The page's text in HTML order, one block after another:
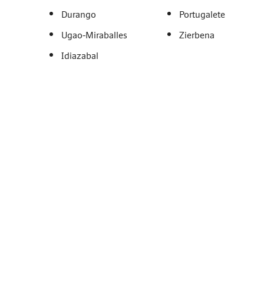
Durango
Portugalete
Ugao-Miraballes
Zierbena
Idiazabal